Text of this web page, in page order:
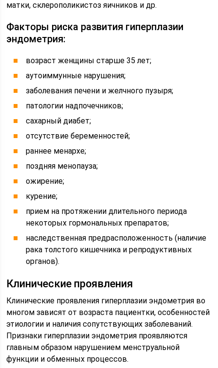
матки, склерополикистоз яичников и др.
Факторы риска развития гиперплазии
эндометрия:
возраст женщины старше 35 лет;
аутоиммунные нарушения;
заболевания печени и желчного пузыря;
патологии надпочечников;
сахарный диабет;
отсутствие беременностей;
раннее менархе;
поздняя менопауза;
ожирение;
курение;
прием на протяжении длительного периода
некоторых гормональных препаратов;
наследственная предрасположенность (наличие
рака толстого кишечника и репродуктивных
органов).
Клинические проявления
Клинические проявления гиперплазии эндометрия во
многом зависят от возраста пациентки, особенностей
этиологии и наличия сопутствующих заболеваний.
Признаки гиперплазии эндометрия проявляются
главным образом нарушением менструальной
функции и обменных процессов.